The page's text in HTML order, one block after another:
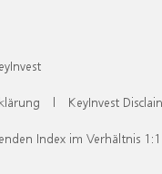
| KeyInvest
Index im Verhältnis